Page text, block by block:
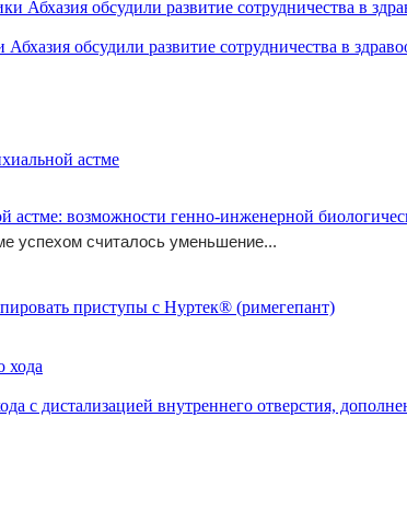
обсудили развитие сотрудничества в
ch/
астме: возможности генно-инженерной
успехом считалось уменьшение...
с дистализацией внутреннего отверстия,